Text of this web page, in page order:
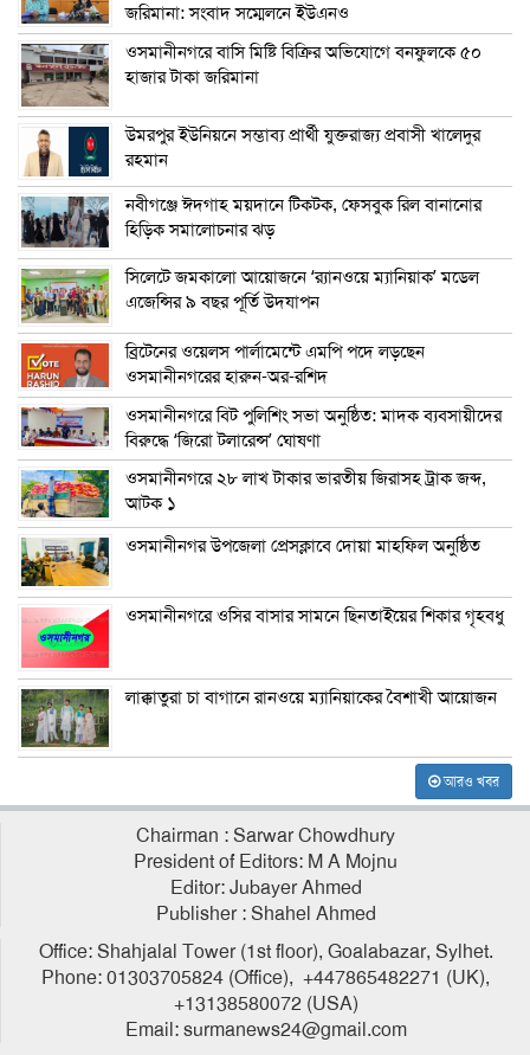
জরিমানা: সংবাদ সম্মেলনে ইউএনও
ওসমানীনগরে বাসি মিষ্টি বিক্রির অভিযোগে বনফুলকে ৫০
হাজার টাকা জরিমানা
উমরপুর ইউনিয়নে সম্ভাব্য প্রার্থী যুক্তরাজ্য প্রবাসী খালেদুর
রহমান
নবীগঞ্জে ঈদগাহ ময়দানে টিকটক, ফেসবুক রিল বানানোর
হিড়িক সমালোচনার ঝড়
সিলেটে জমকালো আয়োজনে ‘র‍্যানওয়ে ম্যানিয়াক’ মডেল
এজেন্সির ৯ বছর পূর্তি উদযাপন
ব্রিটেনের ওয়েলস পার্লামেন্টে এমপি পদে লড়ছেন
ওসমানীনগরের হারুন-অর-রশিদ
ওসমানীনগরে বিট পুলিশিং সভা অনুষ্ঠিত: মাদক ব্যবসায়ীদের
বিরুদ্ধে ‘জিরো টলারেন্স’ ঘোষণা
ওসমানীনগরে ২৮ লাখ টাকার ভারতীয় জিরাসহ ট্রাক জব্দ,
আটক ১
ওসমানীনগর উপজেলা প্রেসক্লাবে দোয়া মাহফিল অনুষ্ঠিত
ওসমানীনগরে ওসির বাসার সামনে ছিনতাইয়ের শিকার গৃহবধু
লাক্কাতুরা চা বাগানে রানওয়ে ম্যানিয়াকের বৈশাখী আয়োজন
আরও খবর
Chairman : Sarwar Chowdhury
President of Editors: M A Mojnu
Editor: Jubayer Ahmed
Publisher : Shahel Ahmed
Office: Shahjalal Tower (1st floor), Goalabazar, Sylhet.
Phone: 01303705824 (Office), +447865482271 (UK),
+13138580072 (USA)
Email: surmanews24@gmail.com